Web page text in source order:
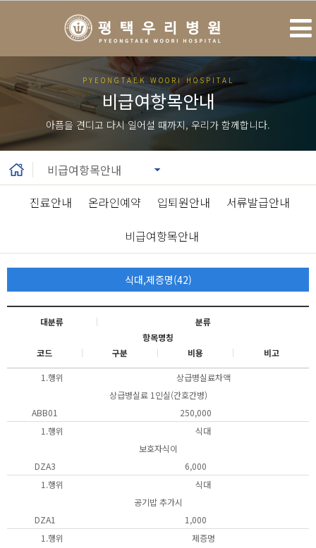
PYEONGTAEK WOORI HOSPITAL
비급여항목안내
아픔을 견디고 다시 일어설 때까지, 우리가 함께합니다.
진료안내 온라인예약 입퇴원안내 서류발급안내
비급여항목안내
식대,제증명(42)
대분류
분류
항목명칭
코드
구분 비용 비고
1.행위
상급병실료차액
상급병실료 1인실(간호간병)
ABB01
250,000
1.행위
식대
보호자식이
DZA3
6,000
1.행위
식대
공기밥 추가시
DZA1
1,000
1.행위
제증명